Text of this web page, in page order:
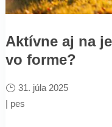
Aktívne aj na
vo forme?
31. júla 2025
| pes